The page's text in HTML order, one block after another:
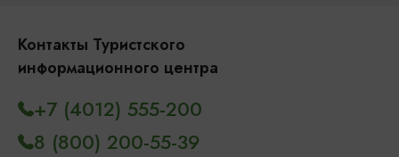
Контакты Туристского
информационного центра
+7 (4012) 555-200
8 (800) 200-55-39